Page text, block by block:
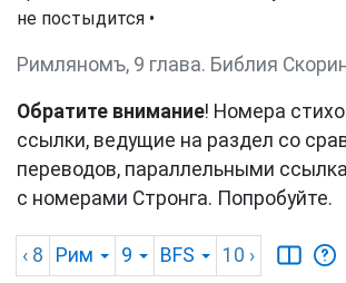
не постыдится •
Римляномъ, 9 глава. Библия
Обратите внимание! Номера
ссылки, ведущие на раздел со
переводов, параллельными
с номерами Стронга. Попробуйте.
‹ 8 Рим 9 BFS 10 ›